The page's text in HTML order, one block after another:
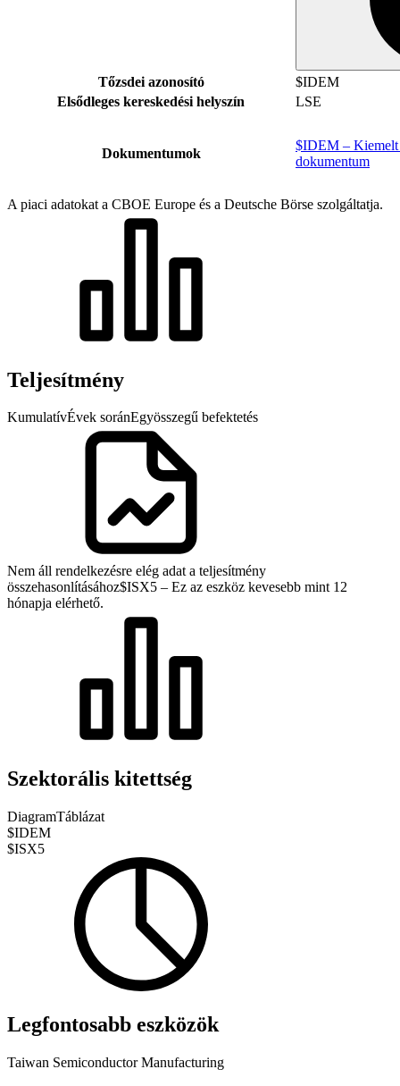
Tőzsdei azonosító
$IDEM
Elsődleges kereskedési helyszín
LSE
Dokumentumok
$IDEM – Kiemelt
dokumentum
A piaci adatokat a CBOE Europe és a Deutsche Börse szolgáltatja.
Teljesítmény
KumulatívÉvek soránEgyösszegű befektetés
Nem áll rendelkezésre elég adat a teljesítmény
összehasonlításához$ISX5 – Ez az eszköz kevesebb mint 12
hónapja elérhető.
Szektorális kitettség
DiagramTáblázat
$IDEM
$ISX5
Legfontosabb eszközök
Taiwan Semiconductor Manufacturing